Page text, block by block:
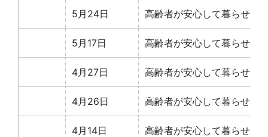
5月24日 高齢者が安心して暮らせる
5月17日 高齢者が安心して暮らせる
4月27日 高齢者が安心して暮らせる
4月26日 高齢者が安心して暮らせる
4月14日 高齢者が安心して暮らせる